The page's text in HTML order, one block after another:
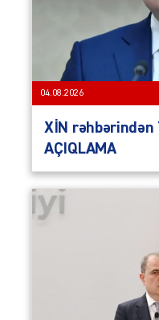
04.08.2026
XİN rəhbərindən
AÇIQLAMA